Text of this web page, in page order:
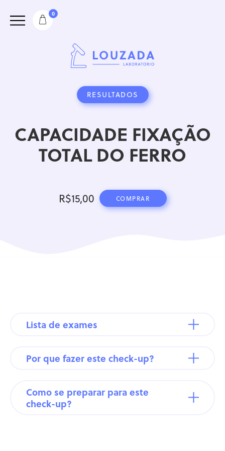
0
RESULTADOS
CAPACIDADE FIXAÇÃO
TOTAL DO FERRO
R$15,00 COMPRAR
Lista de exames
Por que fazer este check-up?
Como se preparar para este
check-up?